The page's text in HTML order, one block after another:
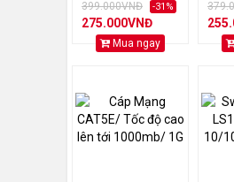
399.000VNĐ -31%
275.000VNĐ
Mua ngay